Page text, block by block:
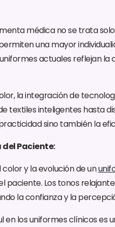
médica no se trata
una mayor
actuales reflejan
la integración de
textiles inteligentes hasta
sino también la
del Paciente:
y la evolución de un
paciente. Los tonos
la confianza y la
en los uniformes clínicos es